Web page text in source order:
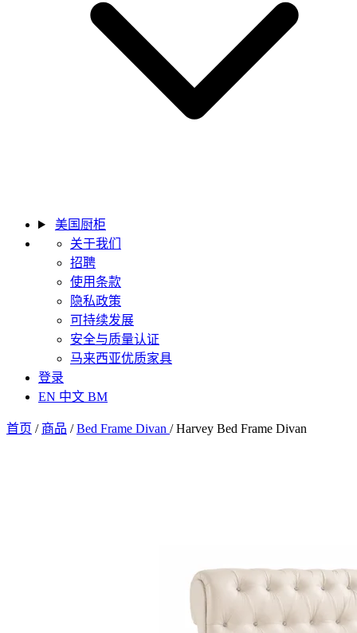
美国厨柜
关于我们
招聘
使用条款
隐私政策
可持续发展
安全与质量认证
马来西亚优质家具
登录
EN 中文 BM
首页 / 商品 / Bed Frame Divan / Harvey Bed Frame Divan